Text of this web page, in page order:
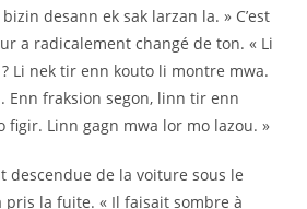
desann ek sak larzan la. » C’est
a radicalement changé de ton. « Li
Li nek tir enn kouto li montre mwa.
Enn fraksion segon, linn tir enn
figir. Linn gagn mwa lor mo lazou. »
descendue de la voiture sous le
pris la fuite. « Il faisait sombre à